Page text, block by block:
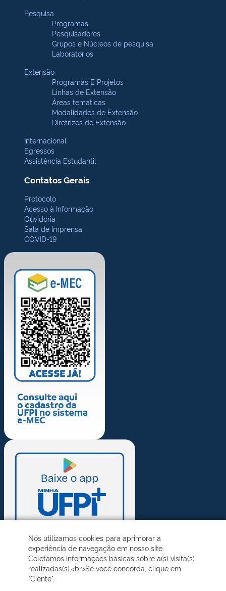
Pesquisa
Programas
Pesquisadores
Grupos e Núcleos de pesquisa
Laboratórios
Extensão
Programas E Projetos
Linhas de Extensão
Áreas temáticas
Modalidades de Extensão
Diretrizes de Extensão
Internacional
Egressos
Assistência Estudantil
Contatos Gerais
Protocolo
Acesso à Informação
Ouvidoria
Sala de Imprensa
COVID-19
Nós utilizamos cookies para aprimorar a
experiência de navegação em nosso site.
Coletamos informações básicas sobre a(s) visita(s)
realizadas(s).<br>Se você concorda, clique em
"Ciente".